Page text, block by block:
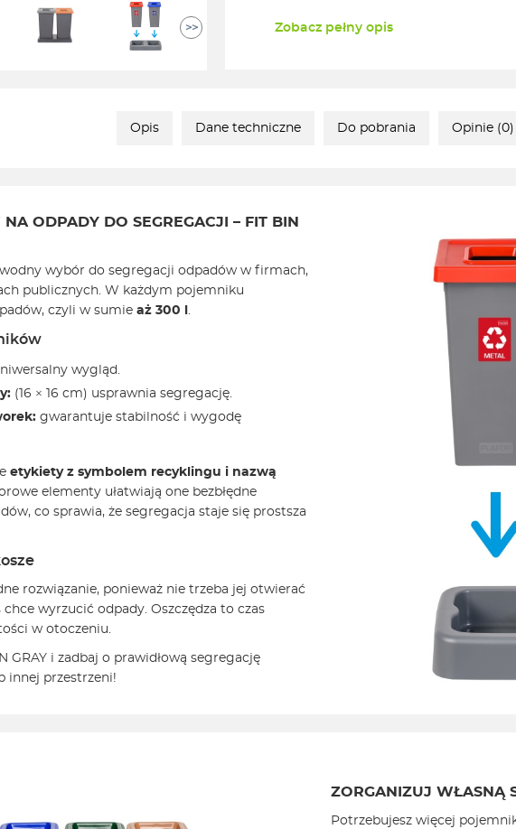
>> Zobacz pełny opis
Opis Dane techniczne Do pobrania Opinie (0)
ODPADY DO SEGREGACJI – FIT BIN
wybór do segregacji odpadów w firmach,
publicznych. W każdym pojemniku
czyli w sumie aż 300 l .
wygląd.
(16 × 16 cm) usprawnia segregację.
gwarantuje stabilność i wygodę
etykiety z symbolem recyklingu i nazwą
elementy ułatwiają one bezbłędne
co sprawia, że segregacja staje się prostsza
rozwiązanie, ponieważ nie trzeba jej otwierać
wyrzucić odpady. Oszczędza to czas
w otoczeniu.
GRAY i zadbaj o prawidłową segregację
innej przestrzeni!
ZORGANIZUJ WŁASNĄ
Potrzebujesz więcej